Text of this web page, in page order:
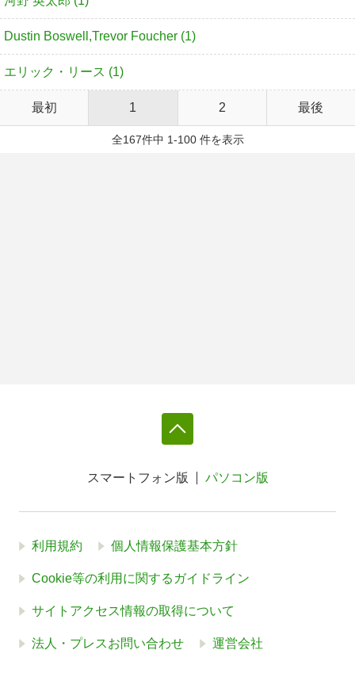
Dustin Boswell,Trevor Foucher (1)
エリック・リース (1)
最初 1 2 最後
全167件中 1-100 件を表示
スマートフォン版 パソコン版
利用規約 個人情報保護基本方針
Cookie等の利用に関するガイドライン
サイトアクセス情報の取得について
法人・プレスお問い合わせ 運営会社